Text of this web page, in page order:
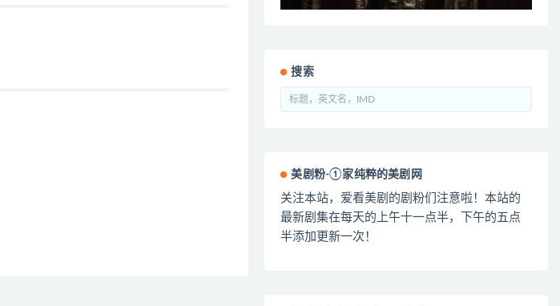
搜索
美剧粉-①家纯粹的美剧网
关注本站，爱看美剧的剧粉们注意啦！本站的
最新剧集在每天的上午十一点半，下午的五点
半添加更新一次！